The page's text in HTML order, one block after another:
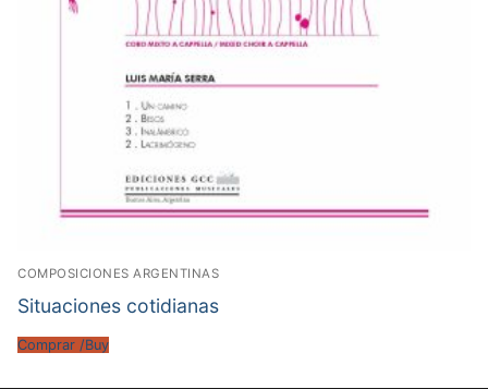
COMPOSICIONES ARGENTINAS
Situaciones cotidianas
Comprar /Buy